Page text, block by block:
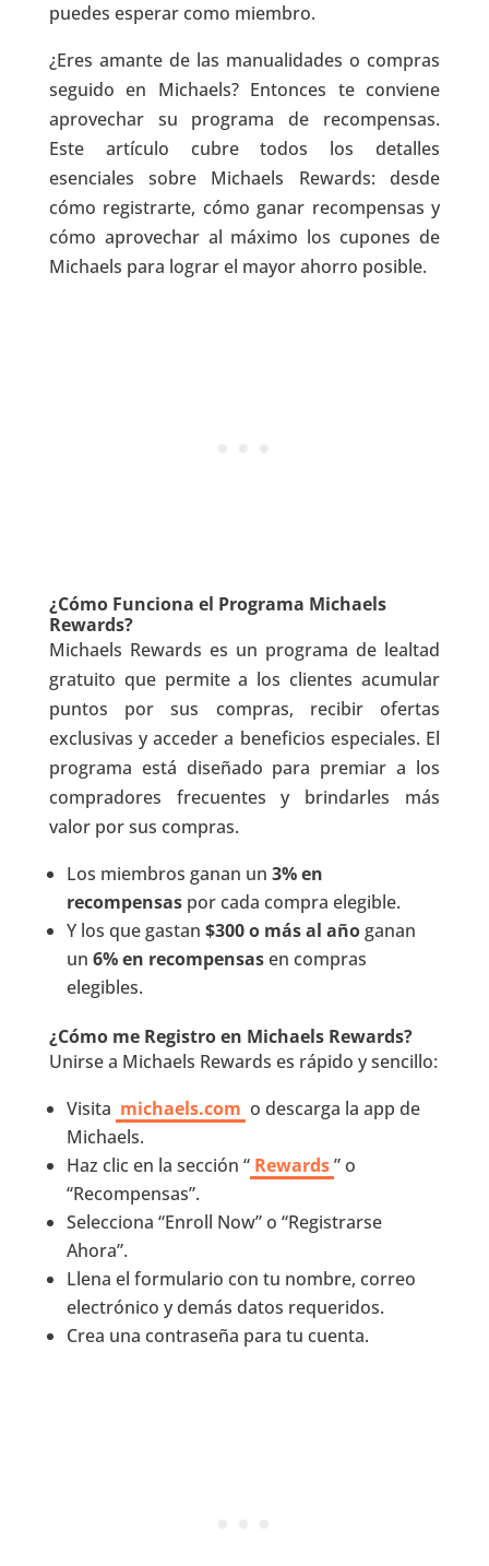
puedes esperar como miembro.
¿Eres amante de las manualidades o compras
seguido en Michaels? Entonces te conviene
aprovechar su programa de recompensas.
Este artículo cubre todos los detalles
esenciales sobre Michaels Rewards: desde
cómo registrarte, cómo ganar recompensas y
cómo aprovechar al máximo los cupones de
Michaels para lograr el mayor ahorro posible.
¿Cómo Funciona el Programa Michaels
Rewards?
Michaels Rewards es un programa de lealtad
gratuito que permite a los clientes acumular
puntos por sus compras, recibir ofertas
exclusivas y acceder a beneficios especiales. El
programa está diseñado para premiar a los
compradores frecuentes y brindarles más
valor por sus compras.
Los miembros ganan un 3% en
recompensaspor cada compra elegible.
Y los que gastan $300 o más al añoganan
un 6% en recompensasen compras
elegibles.
¿Cómo me Registro en Michaels Rewards?
Unirse a Michaels Rewards es rápido y sencillo:
Visita michaels.com o descarga la app de
Michaels.
Haz clic en la sección “ Rewards” o
“Recompensas”.
Selecciona “Enroll Now” o “Registrarse
Ahora”.
Llena el formulario con tu nombre, correo
electrónico y demás datos requeridos.
Crea una contraseña para tu cuenta.